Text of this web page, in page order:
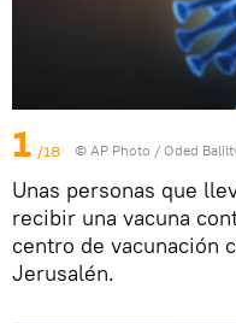
1 /18 © AP Photo / Oded
Unas personas que
recibir una vacuna
centro de vacunación
Jerusalén.